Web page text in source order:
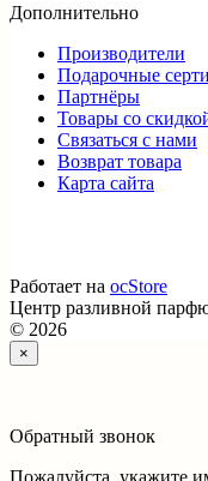
Дополнительно
Производители
Подарочные
Партнёры
Товары со
Связаться с нами
Возврат товара
Карта сайта
Работает на ocStore
Центр разливной
© 2026
×
Обратный звонок
Пожалуйста, укажите